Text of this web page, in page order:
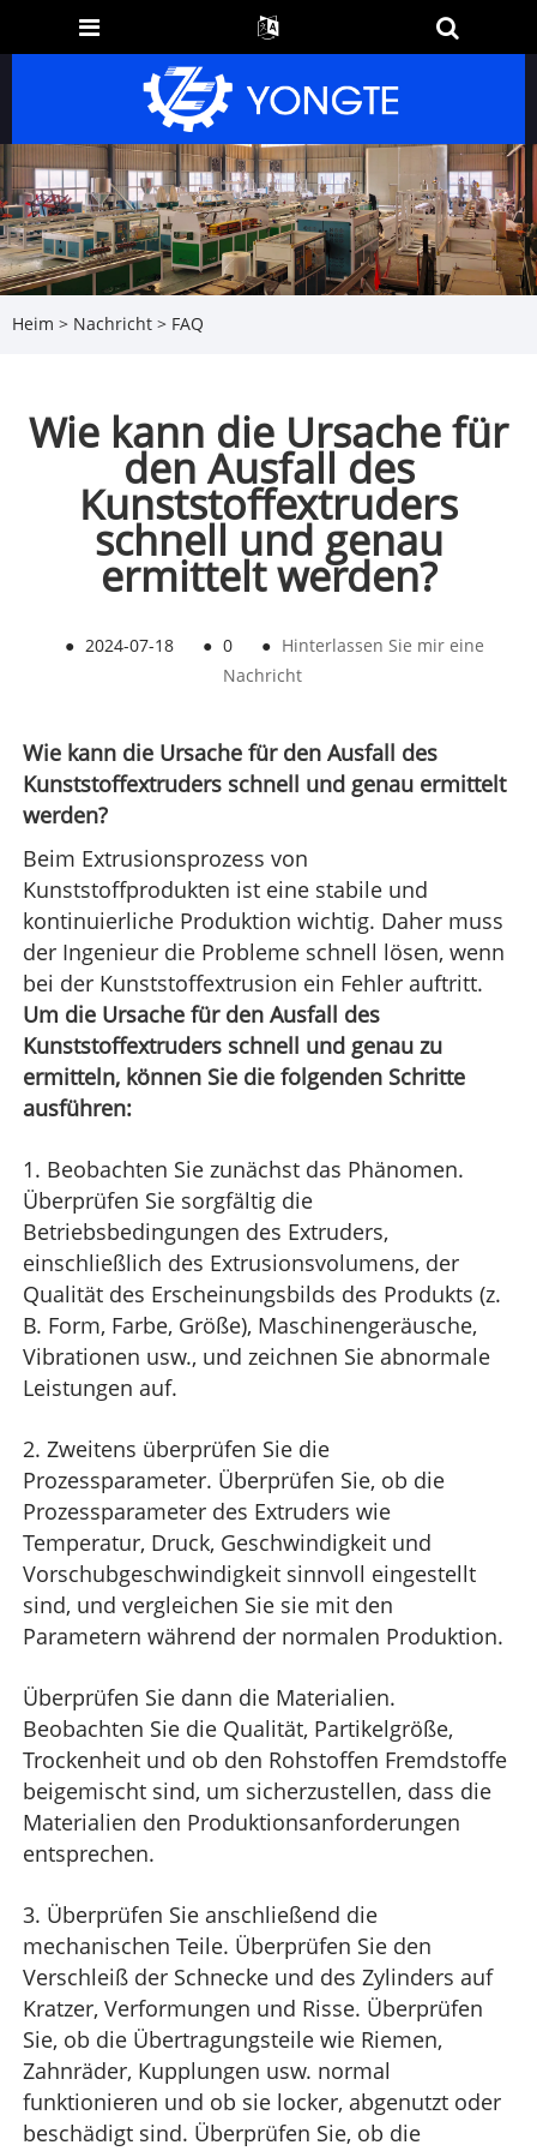
Heim > Nachricht > FAQ
Wie kann die Ursache für
den Ausfall des
Kunststoffextruders
schnell und genau
ermittelt werden?
● 2024-07-18 ● 0 ● Hinterlassen Sie mir eine
Nachricht
Wie kann die Ursache für den Ausfall des
Kunststoffextruders schnell und genau ermittelt
werden?
Beim Extrusionsprozess von
Kunststoffprodukten ist eine stabile und
kontinuierliche Produktion wichtig. Daher muss
der Ingenieur die Probleme schnell lösen, wenn
bei der Kunststoffextrusion ein Fehler auftritt.
Um die Ursache für den Ausfall des
Kunststoffextruders schnell und genau zu
ermitteln, können Sie die folgenden Schritte
ausführen:
1. Beobachten Sie zunächst das Phänomen.
Überprüfen Sie sorgfältig die
Betriebsbedingungen des Extruders,
einschließlich des Extrusionsvolumens, der
Qualität des Erscheinungsbilds des Produkts (z.
B. Form, Farbe, Größe), Maschinengeräusche,
Vibrationen usw., und zeichnen Sie abnormale
Leistungen auf.
2. Zweitens überprüfen Sie die
Prozessparameter. Überprüfen Sie, ob die
Prozessparameter des Extruders wie
Temperatur, Druck, Geschwindigkeit und
Vorschubgeschwindigkeit sinnvoll eingestellt
sind, und vergleichen Sie sie mit den
Parametern während der normalen Produktion.
Überprüfen Sie dann die Materialien.
Beobachten Sie die Qualität, Partikelgröße,
Trockenheit und ob den Rohstoffen Fremdstoffe
beigemischt sind, um sicherzustellen, dass die
Materialien den Produktionsanforderungen
entsprechen.
3. Überprüfen Sie anschließend die
mechanischen Teile. Überprüfen Sie den
Verschleiß der Schnecke und des Zylinders auf
Kratzer, Verformungen und Risse. Überprüfen
Sie, ob die Übertragungsteile wie Riemen,
Zahnräder, Kupplungen usw. normal
funktionieren und ob sie locker, abgenutzt oder
beschädigt sind. Überprüfen Sie, ob die